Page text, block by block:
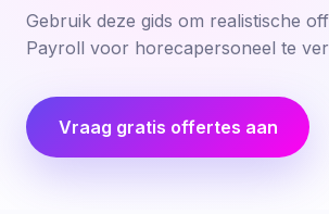
Gebruik deze gids om realistische
Payroll voor horecapersoneel te
Vraag gratis offertes aan